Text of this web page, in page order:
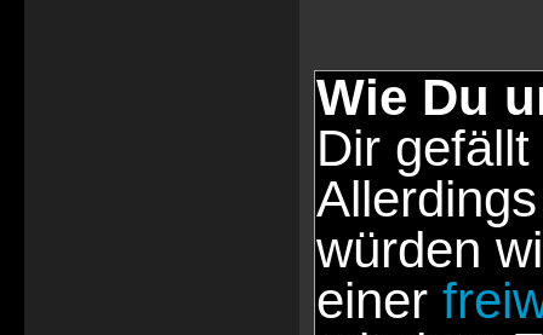
Wie Du
Dir
würden
einer